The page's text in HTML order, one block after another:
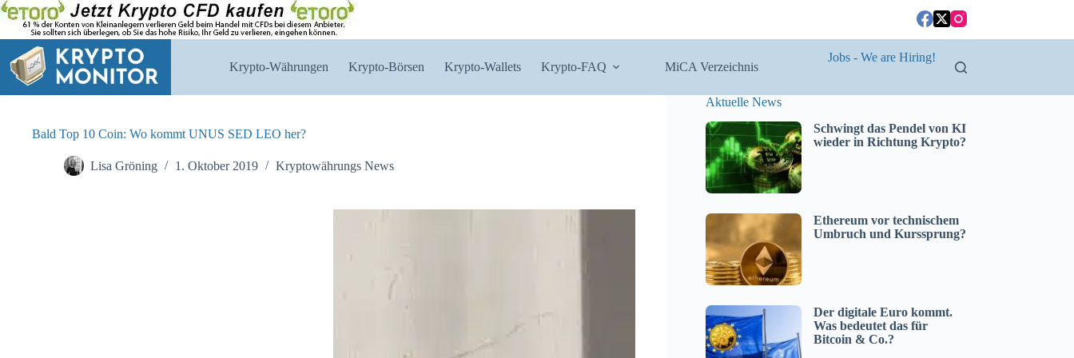
Zum
Inhalt
springen
Krypto-Währungen Krypto-Börsen Krypto-Wallets Krypto-FAQ MiCA Verzeichnis
Jobs - We are Hiring!
Bald Top 10 Coin: Wo kommt UNUS SED LEO her?
Lisa Gröning 1. Oktober 2019 Kryptowährungs News
Aktuelle News
Schwingt das Pendel von KI
wieder in Richtung Krypto?
Ethereum vor technischem
Umbruch und Kurssprung?
Der digitale Euro kommt.
Was bedeutet das für
Bitcoin & Co.?